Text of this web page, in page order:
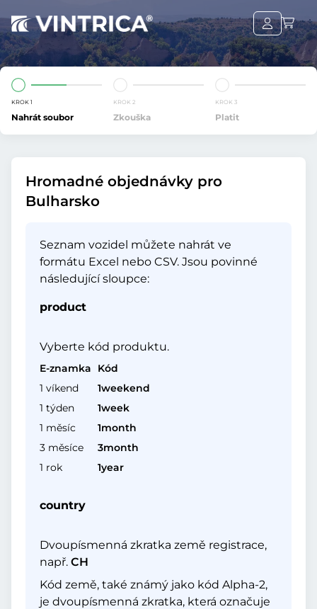
KROK 1
Nahrát soubor
KROK 2
Zkouška
KROK 3
Platit
Hromadné objednávky pro
Bulharsko
Seznam vozidel můžete nahrát ve
formátu Excel nebo CSV. Jsou povinné
následující sloupce:
product
Vyberte kód produktu.
E-znamka
Kód
1 víkend
1weekend
1 týden
1week
1 měsíc
1month
3 měsíce
3month
1 rok
1year
country
Dvoupísmenná zkratka země registrace,
např. CH
Kód země, také známý jako kód Alpha-2,
je dvoupísmenná zkratka, která označuje